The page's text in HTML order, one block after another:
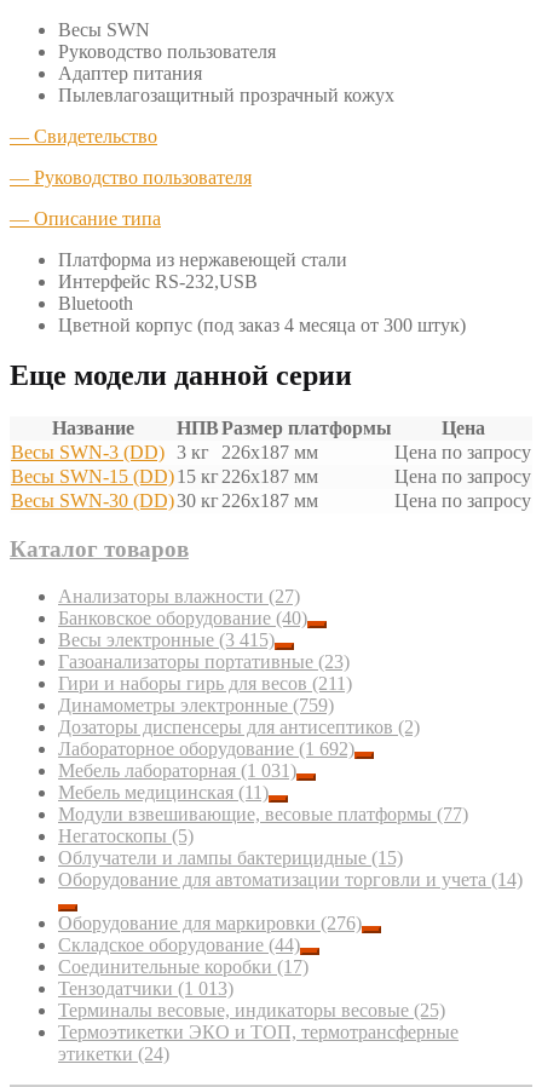
Весы SWN
Руководство пользователя
Адаптер питания
Пылевлагозащитный прозрачный кожух
— Свидетельство
— Руководство пользователя
— Описание типа
Платформа из нержавеющей стали
Интерфейс RS-232,USB
Bluetooth
Цветной корпус (под заказ 4 месяца от 300 штук)
Еще модели данной серии
Название НПВРазмер платформы
Цена
Весы SWN-3 (DD) 3 кг 226x187 мм
Цена по запросу
Весы SWN-15 (DD)15 кг 226x187 мм
Цена по запросу
Весы SWN-30 (DD)30 кг 226x187 мм Цена по запросу
Каталог товаров
Анализаторы влажности (27)
Банковское оборудование (40)
Весы электронные (3 415)
Газоанализаторы портативные (23)
Гири и наборы гирь для весов (211)
Динамометры электронные (759)
Дозаторы диспенсеры для антисептиков (2)
Лабораторное оборудование (1 692)
Мебель лабораторная (1 031)
Мебель медицинская (11)
Модули взвешивающие, весовые платформы (77)
Негатоскопы (5)
Облучатели и лампы бактерицидные (15)
Оборудование для автоматизации торговли и учета (14)
Оборудование для маркировки (276)
Складское оборудование (44)
Соединительные коробки (17)
Тензодатчики (1 013)
Терминалы весовые, индикаторы весовые (25)
Термоэтикетки ЭКО и ТОП, термотрансферные
этикетки (24)